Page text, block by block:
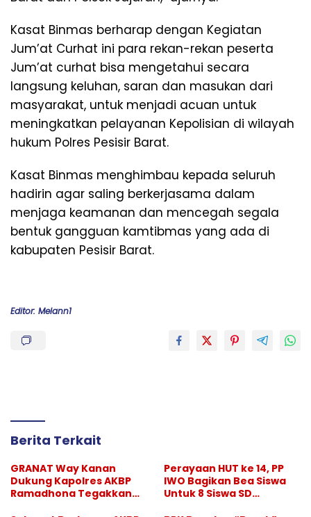
Kasat Binmas berharap dengan Kegiatan
Jum’at Curhat ini para rekan-rekan peserta
Jum’at curhat bisa mengetahui secara
langsung keluhan, saran dan masukan dari
masyarakat, untuk menjadi acuan untuk
meningkatkan pelayanan Kepolisian di wilayah
hukum Polres Pesisir Barat.
Kasat Binmas menghimbau kepada seluruh
hadirin agar saling berkerjasama dalam
menjaga keamanan dan mencegah segala
bentuk gangguan kamtibmas yang ada di
kabupaten Pesisir Barat.
Editor: Melann1
Berita Terkait
GRANAT Way Kanan
Dukung Kapolres AKBP
Ramadhona Tegakkan
Perayaan HUT ke 14, PP
IWO Bagikan Bea Siswa
Untuk 8 Siswa SD